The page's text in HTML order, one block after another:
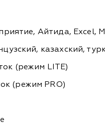
Айтида, Excel,
казахский,
(режим LITE)
(режим PRO)